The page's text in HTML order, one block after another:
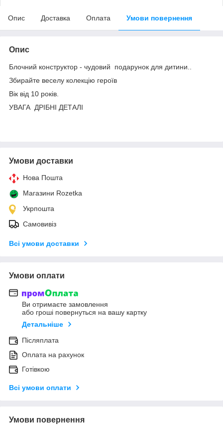
Опис Доставка Оплата Умови повернення
Опис
Блочний конструктор - чудовий подарунок для дитини..
Збирайте веселу колекцію героїв
Вік від 10 років.
УВАГА ДРІБНІ ДЕТАЛІ
Умови доставки
Нова Пошта
Магазини Rozetka
Укрпошта
Самовивіз
Всі умови доставки
Умови оплати
Ви отримаєте замовлення
або гроші повернуться на вашу картку
Детальніше
Післяплата
Оплата на рахунок
Готівкою
Всі умови оплати
Умови повернення